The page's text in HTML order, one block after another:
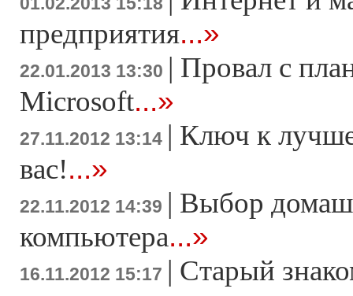
предприятия...»
22.01.2013 13:30 | Провал с
Microsoft...»
27.11.2012 13:14 | Ключ к
вас!...»
22.11.2012 14:39 | Выбор
компьютера...»
16.11.2012 15:17 | Старый